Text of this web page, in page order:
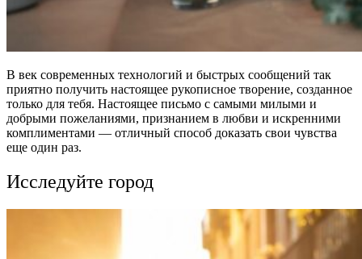
В век современных технологий и быстрых сообщений так
приятно получить настоящее рукописное творение, созданное
только для тебя. Настоящее письмо с самыми милыми и
добрыми пожеланиями, признанием в любви и искренними
комплиментами — отличный способ доказать свои чувства
еще один раз.
Исследуйте город